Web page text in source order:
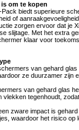
om te kopen
biedt superieure
of
zorgen ervoor dat je
slijtage. Met het extra
klaar voor
van gehard glas
ze duurzamer zijn
van gehard glas
vlekken tegenhoudt,
zware impact is
waardoor het risico op